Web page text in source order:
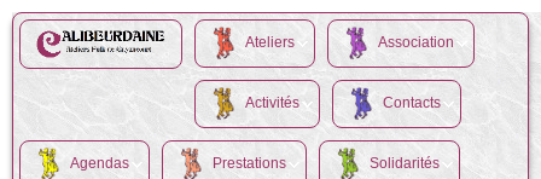
Ateliers Association
Activités Contacts
Agendas Prestations Solidarités